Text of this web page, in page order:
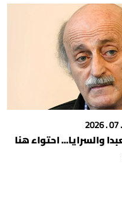
والسرايا... احتواء هنا